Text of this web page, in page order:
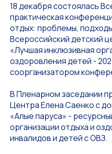
18 декабря состоялась
практическая
отдых: проблемы,
Всероссийский детский
«Лучшая инклюзивная
оздоровления детей -
соорганизатором
В Пленарном заседании
Центра Елена Саенко с
«Алые паруса» -
организации отдыха и
инвалидов и детей с ОВЗ.